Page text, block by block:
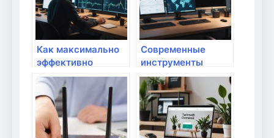
Как максимально
эффективно
использовать
ChatGPT: советы и
рекомендации для
пользователей
Современные
инструменты
защиты сети для
домашнего
использования:
полный обзор